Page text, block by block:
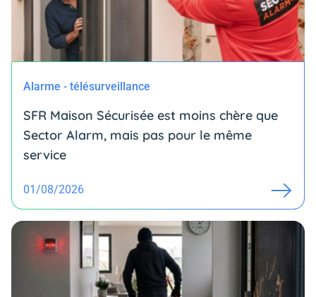
Alarme - télésurveillance
SFR Maison Sécurisée est moins chère que
Sector Alarm, mais pas pour le même
service
01/08/2026